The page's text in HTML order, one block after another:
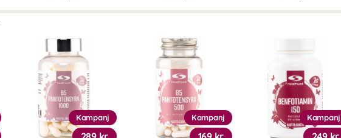
Kampanj Kampanj Kampanj